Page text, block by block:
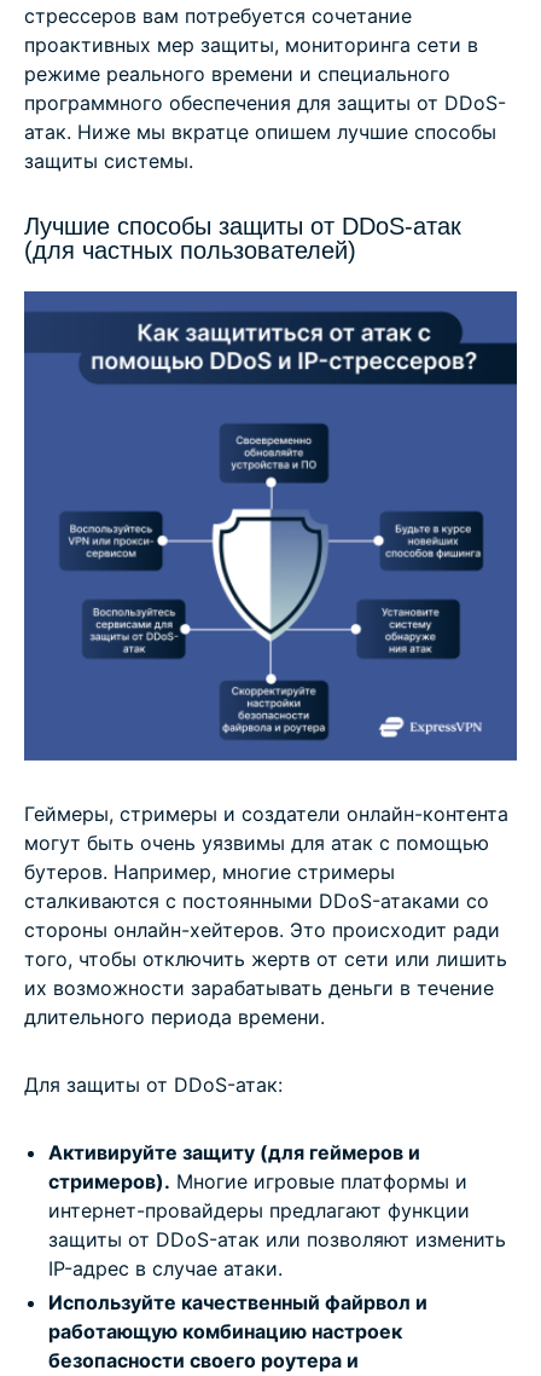
стрессеров вам потребуется сочетание
проактивных мер защиты, мониторинга сети в
режиме реального времени и специального
программного обеспечения для защиты от DDoS-
атак. Ниже мы вкратце опишем лучшие способы
защиты системы.
Лучшие способы защиты от DDoS-атак
(для частных пользователей)
Геймеры, стримеры и создатели онлайн-контента
могут быть очень уязвимы для атак с помощью
бутеров. Например, многие стримеры
сталкиваются с постоянными DDoS-атаками со
стороны онлайн-хейтеров. Это происходит ради
того, чтобы отключить жертв от сети или лишить
их возможности зарабатывать деньги в течение
длительного периода времени.
Для защиты от DDoS-атак:
Активируйте защиту (для геймеров и
стримеров). Многие игровые платформы и
интернет-провайдеры предлагают функции
защиты от DDoS-атак или позволяют изменить
IP-адрес в случае атаки.
Используйте качественный файрвол и
работающую комбинацию настроек
безопасности своего роутера и